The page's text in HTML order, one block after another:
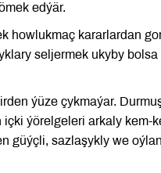
edýär.
howlukmaç kararlardan
seljermek ukyby
ýüze çykmaýar.
ýörelgeleri arkaly kem-
güýçli, sazlaşykly we